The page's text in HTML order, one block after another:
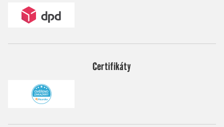
Certifikáty